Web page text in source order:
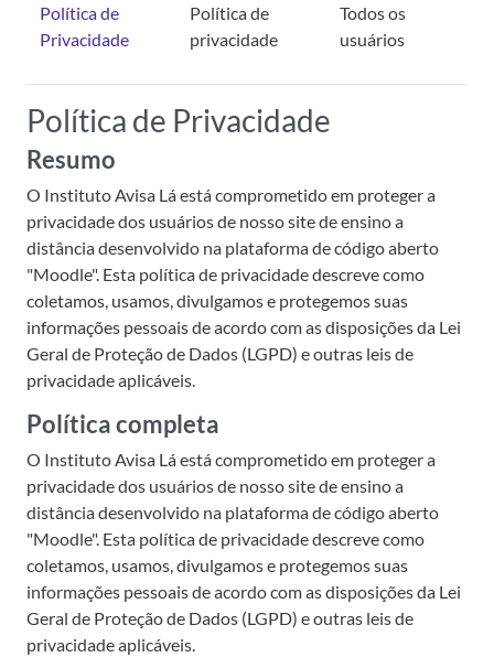
Política de
Privacidade
Política de
privacidade
Todos os
usuários
Política de Privacidade
Resumo
O Instituto Avisa Lá está comprometido em proteger a
privacidade dos usuários de nosso site de ensino a
distância desenvolvido na plataforma de código aberto
"Moodle". Esta política de privacidade descreve como
coletamos, usamos, divulgamos e protegemos suas
informações pessoais de acordo com as disposições da Lei
Geral de Proteção de Dados (LGPD) e outras leis de
privacidade aplicáveis.
Política completa
O Instituto Avisa Lá está comprometido em proteger a
privacidade dos usuários de nosso site de ensino a
distância desenvolvido na plataforma de código aberto
"Moodle". Esta política de privacidade descreve como
coletamos, usamos, divulgamos e protegemos suas
informações pessoais de acordo com as disposições da Lei
Geral de Proteção de Dados (LGPD) e outras leis de
privacidade aplicáveis.